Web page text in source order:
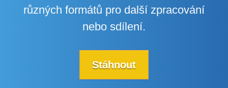
různých formátů pro další zpracování
nebo sdílení.
Stáhnout